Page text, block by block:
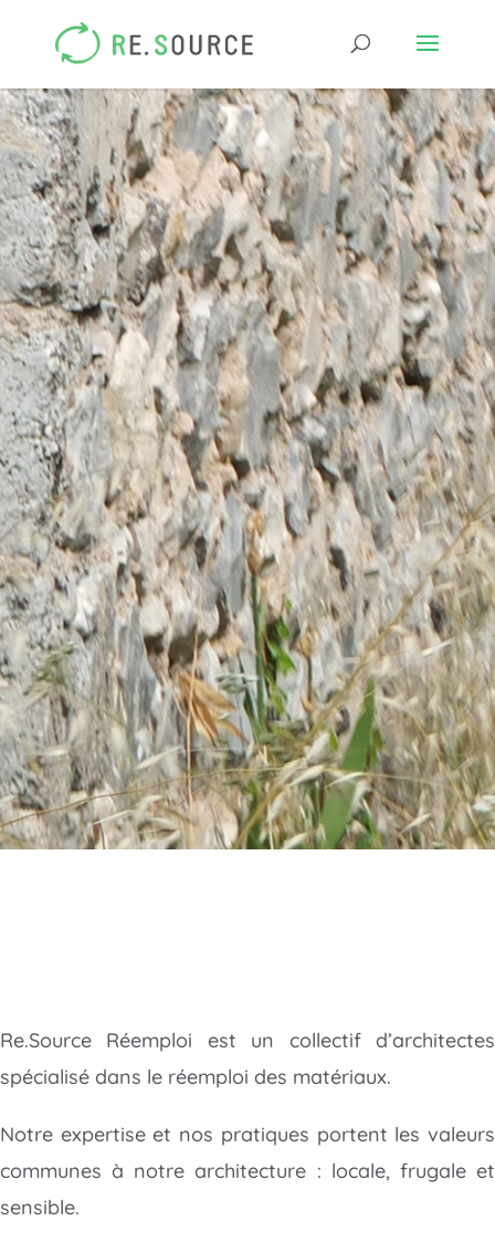
Re.Source Réemploi est un collectif d’architectes
spécialisé dans le réemploi des matériaux.
Notre expertise et nos pratiques portent les valeurs
communes à notre architecture : locale, frugale et
sensible.